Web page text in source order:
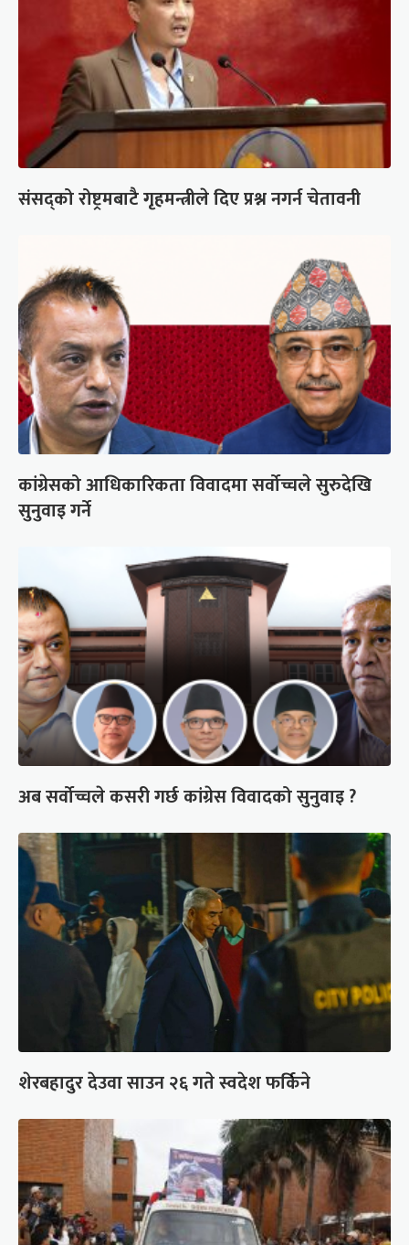
संसद्को रोष्ट्रमबाटै गृहमन्त्रीले दिए प्रश्न नगर्न चेतावनी
कांग्रेसको आधिकारिकता विवादमा सर्वोच्चले सुरुदेखि
सुनुवाइ गर्ने
अब सर्वोच्चले कसरी गर्छ कांग्रेस विवादको सुनुवाइ ?
शेरबहादुर देउवा साउन २६ गते स्वदेश फर्किने